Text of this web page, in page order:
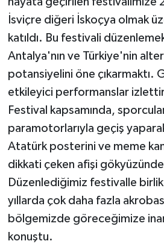
İsviçre diğeri İskoçya olmak
katıldı. Bu festivali
Antalya'nın ve Türkiye'nin
potansiyelini öne çıkarmaktı.
etkileyici performanslar
Festival kapsamında,
paramotorlarıyla geçiş
Atatürk posterini ve meme
dikkati çeken afişi gökyüzünde
Düzenlediğimiz festivalle
yıllarda çok daha fazla
bölgemizde göreceğimize
konuştu.